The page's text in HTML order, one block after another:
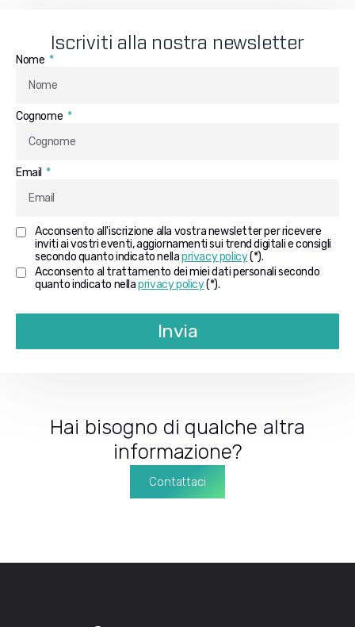
Iscriviti alla nostra newsletter
Nome
Cognome
Email
Acconsento all'iscrizione alla vostra newsletter per ricevere
inviti ai vostri eventi, aggiornamenti sui trend digitali e consigli
secondo quanto indicato nellaprivacy policy(*).
Acconsento al trattamento dei miei dati personali secondo
quanto indicato nellaprivacy policy(*).
Invia
Hai bisogno di qualche altra
informazione?
Contattaci